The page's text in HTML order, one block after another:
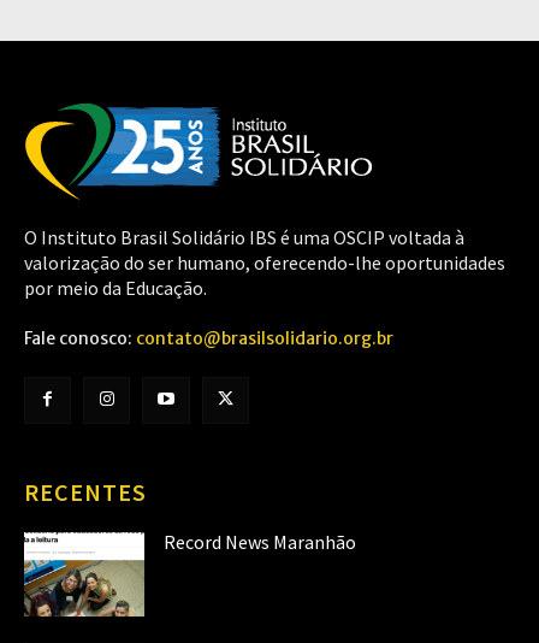
O Instituto Brasil Solidário IBS é uma OSCIP voltada à
valorização do ser humano, oferecendo-lhe oportunidades
por meio da Educação.
Fale conosco: contato@brasilsolidario.org.br
RECENTES
Record News Maranhão